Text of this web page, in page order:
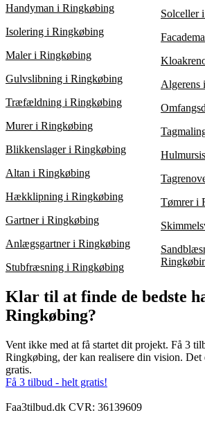
Handyman i Ringkøbing
Isolering i Ringkøbing
Maler i Ringkøbing
Gulvslibning i Ringkøbing
Træfældning i Ringkøbing
Murer i Ringkøbing
Blikkenslager i Ringkøbing
Altan i Ringkøbing
Hækklipning i Ringkøbing
Gartner i Ringkøbing
Anlægsgartner i Ringkøbing
Stubfræsning i Ringkøbing
Solceller
Algerens
Tømrer i
Klar til at finde de bedste
Ringkøbing?
Vent ikke med at få startet dit projekt. Få 3
Ringkøbing, der kan realisere din vision. Det
gratis.
Få 3 tilbud - helt gratis!
Faa3tilbud.dk CVR: 36139609